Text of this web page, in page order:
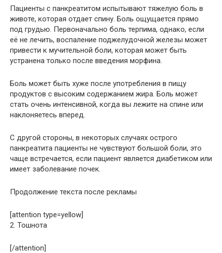
Пациенты с панкреатитом испытывают тяжелую боль в
животе, которая отдает спину. Боль ощущается прямо
под грудью. Первоначально боль терпима, однако, если
её не лечить, воспаление поджелудочной железы может
привести к мучительной боли, которая может быть
устранена только после введения морфина.
Боль может быть хуже после употребления в пищу
продуктов с высоким содержанием жира. Боль может
стать очень интенсивной, когда вы лежите на спине или
наклоняетесь вперед.
С другой стороны, в некоторых случаях острого
панкреатита пациенты не чувствуют большой боли, это
чаще встречается, если пациент является диабетиком или
имеет заболевание почек.
Продолжение текста после рекламы
[attention type=yellow]
2. Тошнота
[/attention]